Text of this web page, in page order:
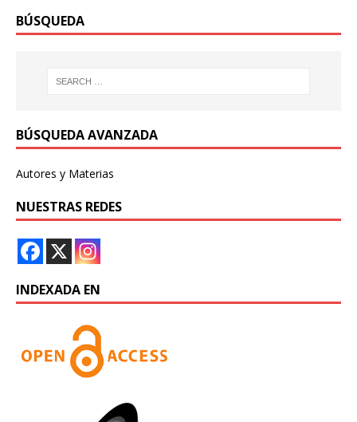
BÚSQUEDA
BÚSQUEDA AVANZADA
Autores y Materias
NUESTRAS REDES
INDEXADA EN